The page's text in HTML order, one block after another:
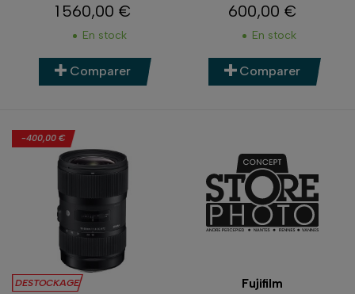
Prix
1 560,00 €
En stock
Comparer
Prix
600,00 €
En stock
Comparer
-400,00 €
DESTOCKAGE Fujifilm